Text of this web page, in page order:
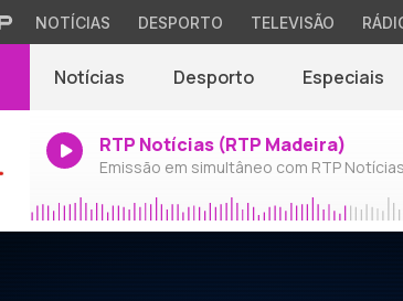
NOTÍCIAS DESPORTO TELEVISÃO
Notícias Desporto Especiais
RTP Notícias (RTP Madeira)
Emissão em simultâneo com RTP Notícias